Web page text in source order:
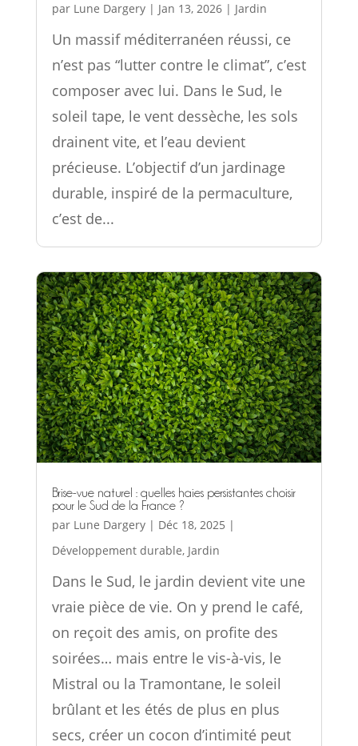
par Lune Dargery| Jan 13, 2026| Jardin
Un massif méditerranéen réussi, ce
n’est pas “lutter contre le climat”, c’est
composer avec lui. Dans le Sud, le
soleil tape, le vent dessèche, les sols
drainent vite, et l’eau devient
précieuse. L’objectif d’un jardinage
durable, inspiré de la permaculture,
c’est de...
Brise-vue naturel : quelles haies persistantes choisir
pour le Sud de la France ?
par Lune Dargery| Déc 18, 2025 |
Développement durable, Jardin
Dans le Sud, le jardin devient vite une
vraie pièce de vie. On y prend le café,
on reçoit des amis, on profite des
soirées… mais entre le vis-à-vis, le
Mistral ou la Tramontane, le soleil
brûlant et les étés de plus en plus
secs, créer un cocon d’intimité peut